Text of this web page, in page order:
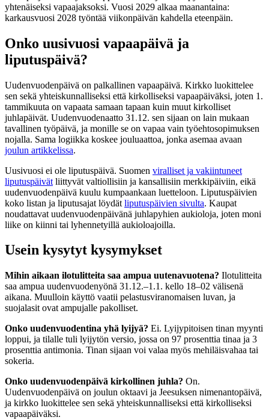
yhtenäiseksi vapaajaksoksi. Vuosi 2029 alkaa maanantaina:
karkausvuosi 2028 työntää viikonpäivän kahdella eteenpäin.
Onko uusivuosi vapaapäivä ja
liputuspäivä?
Uudenvuodenpäivä on palkallinen vapaapäivä. Kirkko luokittelee
sen sekä yhteiskunnalliseksi että kirkolliseksi vapaapäiväksi, joten 1.
tammikuuta on vapaata samaan tapaan kuin muut kirkolliset
juhlapäivät. Uudenvuodenaatto 31.12. sen sijaan on lain mukaan
tavallinen työpäivä, ja monille se on vapaa vain työehtosopimuksen
nojalla. Sama logiikka koskee jouluaattoa, jonka asemaa avaan
joulun artikkelissa.
Uusivuosi ei ole liputuspäivä. Suomen viralliset ja vakiintuneet
liputuspäivät liittyvät valtiollisiin ja kansallisiin merkkipäiviin, eikä
uudenvuodenpäivä kuulu kumpaankaan luetteloon. Liputuspäivien
koko listan ja liputusajat löydät liputuspäivien sivulta. Kaupat
noudattavat uudenvuodenpäivänä juhlapyhien aukioloja, joten moni
liike on kiinni tai lyhennetyillä aukioloajoilla.
Usein kysytyt kysymykset
Mihin aikaan ilotulitteita saa ampua uutenavuotena? Ilotulitteita
saa ampua uudenvuodenyönä 31.12.–1.1. kello 18–02 välisenä
aikana. Muulloin käyttö vaatii pelastusviranomaisen luvan, ja
suojalasit ovat ampujalle pakolliset.
Onko uudenvuodentina yhä lyijyä? Ei. Lyijypitoisen tinan myynti
loppui, ja tilalle tuli lyijytön versio, jossa on 97 prosenttia tinaa ja 3
prosenttia antimonia. Tinan sijaan voi valaa myös mehiläisvahaa tai
sokeria.
Onko uudenvuodenpäivä kirkollinen juhla? On.
Uudenvuodenpäivä on joulun oktaavi ja Jeesuksen nimenantopäivä,
ja kirkko luokittelee sen sekä yhteiskunnalliseksi että kirkolliseksi
vapaapäiväksi.